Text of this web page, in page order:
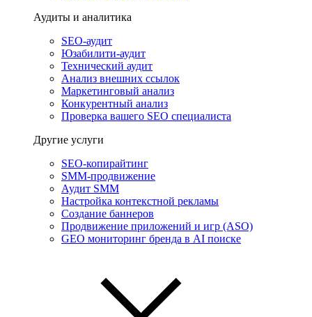
Аудиты и аналитика
SEO-аудит
Юзабилити-аудит
Технический аудит
Анализ внешних ссылок
Маркетинговый анализ
Конкурентный анализ
Проверка вашего SEO специалиста
Другие услуги
SEO-копирайтинг
SMM-продвижение
Аудит SMM
Настройка контекстной рекламы
Создание баннеров
Продвижение приложений и игр (ASO)
GEO мониторинг бренда в AI поиске